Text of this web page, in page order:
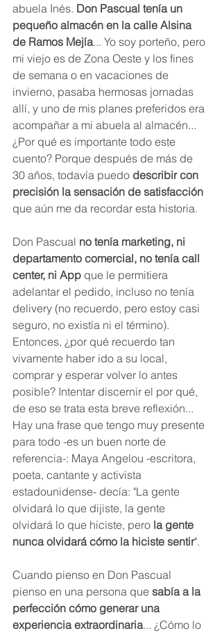
abuela Inés. Don Pascual tenía un
pequeño almacén en la calle Alsina
de Ramos Mejía... Yo soy porteño, pero
mi viejo es de Zona Oeste y los fines
de semana o en vacaciones de
invierno, pasaba hermosas jornadas
allí, y uno de mis planes preferidos era
acompañar a mi abuela al almacén...
¿Por qué es importante todo este
cuento? Porque después de más de
30 años, todavía puedo describir con
precisión la sensación de satisfacción
que aún me da recordar esta historia.
Don Pascual no tenía marketing, ni
departamento comercial, no tenía call
center, ni App que le permitiera
adelantar el pedido, incluso no tenía
delivery (no recuerdo, pero estoy casi
seguro, no existía ni el término).
Entonces, ¿por qué recuerdo tan
vivamente haber ido a su local,
comprar y esperar volver lo antes
posible? Intentar discernir el por qué,
de eso se trata esta breve reflexión...
Hay una frase que tengo muy presente
para todo -es un buen norte de
referencia-: Maya Angelou -escritora,
poeta, cantante y activista
estadounidense- decía: "La gente
olvidará lo que dijiste, la gente
olvidará lo que hiciste, pero la gente
nunca olvidará cómo la hiciste sentir".
Cuando pienso en Don Pascual
pienso en una persona que sabía a la
perfección cómo generar una
experiencia extraordinaria... ¿Cómo lo